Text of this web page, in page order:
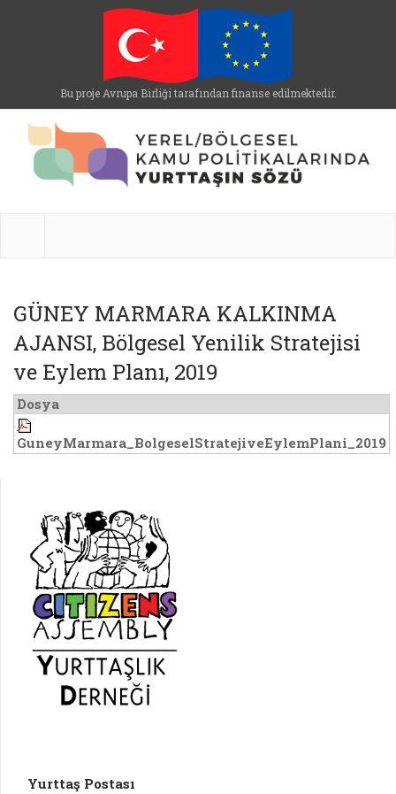
Bu proje Avrupa Birliği tarafından finanse edilmektedir.
GÜNEY MARMARA KALKINMA
AJANSI, Bölgesel Yenilik Stratejisi
ve Eylem Planı, 2019
Dosya
GuneyMarmara_BolgeselStratejiveEylemPlani_2019
Yurttaş Postası